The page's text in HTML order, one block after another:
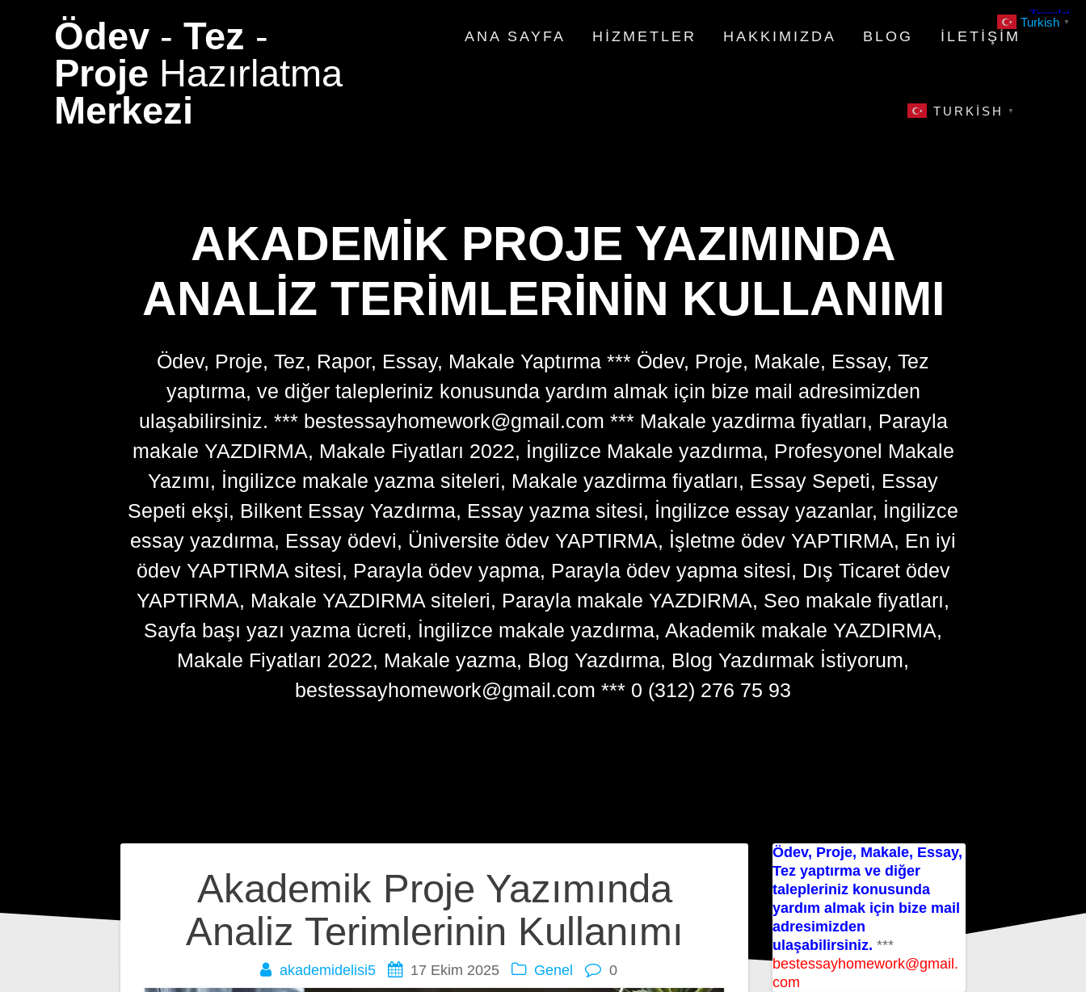
Ödev - Tez -
Proje Hazırlatma
Merkezi
ANA SAYFA HIZMETLER HAKKIMIZDA BLOG İLETIŞIM
TURKISH ▼
AKADEMIK PROJE YAZIMINDA
ANALIZ TERIMLERININ KULLANIMI
Ödev, Proje, Tez, Rapor, Essay, Makale Yaptırma *** Ödev, Proje, Makale, Essay, Tez
yaptırma, ve diğer talepleriniz konusunda yardım almak için bize mail adresimizden
ulaşabilirsiniz. *** bestessayhomework@gmail.com *** Makale yazdirma fiyatları, Parayla
makale YAZDIRMA, Makale Fiyatları 2022, İngilizce Makale yazdırma, Profesyonel Makale
Yazımı, İngilizce makale yazma siteleri, Makale yazdirma fiyatları, Essay Sepeti, Essay
Sepeti ekşi, Bilkent Essay Yazdırma, Essay yazma sitesi, İngilizce essay yazanlar, İngilizce
essay yazdırma, Essay ödevi, Üniversite ödev YAPTIRMA, İşletme ödev YAPTIRMA, En iyi
ödev YAPTIRMA sitesi, Parayla ödev yapma, Parayla ödev yapma sitesi, Dış Ticaret ödev
YAPTIRMA, Makale YAZDIRMA siteleri, Parayla makale YAZDIRMA, Seo makale fiyatları,
Sayfa başı yazı yazma ücreti, İngilizce makale yazdırma, Akademik makale YAZDIRMA,
Makale Fiyatları 2022, Makale yazma, Blog Yazdırma, Blog Yazdırmak İstiyorum,
bestessayhomework@gmail.com *** 0 (312) 276 75 93
Akademik Proje Yazımında
Analiz Terimlerinin Kullanımı
akademidelisi5 17 Ekim 2025 Genel 0
gezinmesi
Ödev, Proje, Makale, Essay,
Tez yaptırma ve diğer
talepleriniz konusunda
yardım almak için bize mail
adresimizden
ulaşabilirsiniz. ***
bestessayhomework@gmail.
com
Turkish ▼